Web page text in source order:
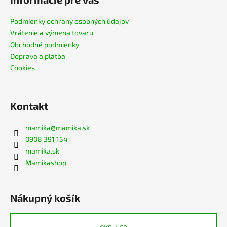
Podmienky ochrany osobných údajov
Vrátenie a výmena tovaru
Obchodné podmienky
Doprava a platba
Cookies
Kontakt
mamika@mamika.sk
0908 391 154
mamika.sk
Mamikashop
Nákupný košík